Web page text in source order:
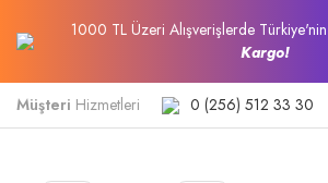
1000 TL Üzeri Alışverişlerde
Kargo!
Müşteri Hizmetleri 0 (256) 512 33 30